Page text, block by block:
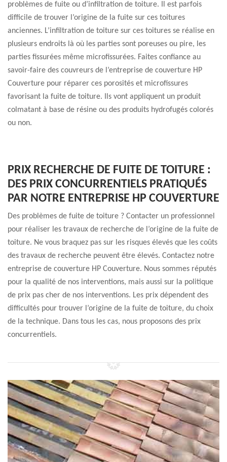
problèmes de fuite ou d’infiltration de toiture. Il est parfois
difficile de trouver l’origine de la fuite sur ces toitures
anciennes. L’infiltration de toiture sur ces toitures se réalise en
plusieurs endroits là où les parties sont poreuses ou pire, les
parties fissurées même microfissurées. Faites confiance au
savoir-faire des couvreurs de l’entreprise de couverture HP
Couverture pour réparer ces porosités et microfissures
favorisant la fuite de toiture. Ils vont appliquent un produit
colmatant à base de résine ou des produits hydrofugés colorés
ou non.
PRIX RECHERCHE DE FUITE DE TOITURE :
DES PRIX CONCURRENTIELS PRATIQUÉS
PAR NOTRE ENTREPRISE HP COUVERTURE
Des problèmes de fuite de toiture ? Contacter un professionnel
pour réaliser les travaux de recherche de l’origine de la fuite de
toiture. Ne vous braquez pas sur les risques élevés que les coûts
des travaux de recherche peuvent être élevés. Contactez notre
entreprise de couverture HP Couverture. Nous sommes réputés
pour la qualité de nos interventions, mais aussi sur la politique
de prix pas cher de nos interventions. Les prix dépendent des
difficultés pour trouver l’origine de la fuite de toiture, du choix
de la technique. Dans tous les cas, nous proposons des prix
concurrentiels.